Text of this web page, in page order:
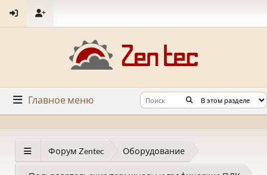
Главное меню
Форум Zentec Оборудование